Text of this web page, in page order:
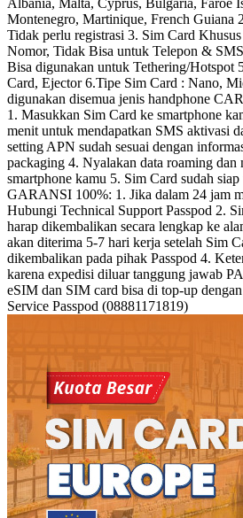
Albania, Malta, Cyprus, Bulgaria, Faroe
Montenegro, Martinique, French
Tidak perlu registrasi 3. Sim Card
Nomor, Tidak Bisa untuk Telepon &
Bisa digunakan untuk Tethering/Hotspot
Card, Ejector 6.Tipe Sim Card : Nano,
digunakan disemua jenis handphone
1. Masukkan Sim Card ke smartphone
menit untuk mendapatkan SMS aktivasi
setting APN sudah sesuai dengan
packaging 4. Nyalakan data roaming dan
smartphone kamu 5. Sim Card sudah
GARANSI 100%: 1. Jika dalam 24 jam
Hubungi Technical Support Passpod 2.
harap dikembalikan secara lengkap ke
akan diterima 5-7 hari kerja setelah Sim
dikembalikan pada pihak Passpod 4.
karena expedisi diluar tanggung jawab
eSIM dan SIM card bisa di top-up
Service Passpod (08881171819)